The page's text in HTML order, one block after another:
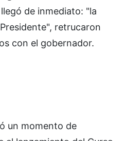
de inmediato: "la
retrucaron
con el gobernador.
un momento de